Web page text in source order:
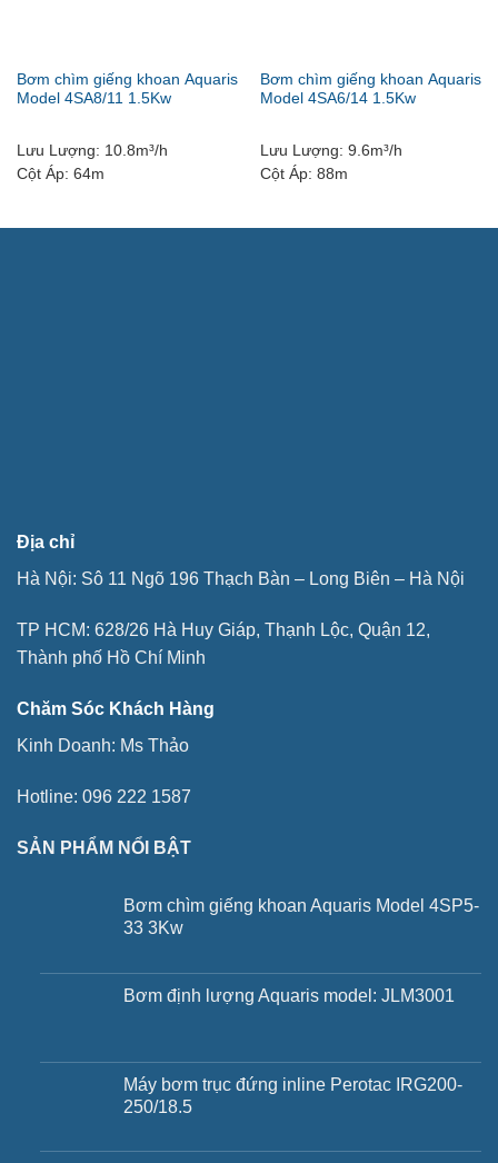
Bơm chìm giếng khoan Aquaris
Model 4SA8/11 1.5Kw
Lưu Lượng: 10.8m³/h
Cột Áp: 64m
Bơm chìm giếng khoan Aquaris
Model 4SA6/14 1.5Kw
Lưu Lượng: 9.6m³/h
Cột Áp: 88m
Địa chỉ
Hà Nội: Sô 11 Ngõ 196 Thạch Bàn – Long Biên – Hà Nội
TP HCM: 628/26 Hà Huy Giáp, Thạnh Lộc, Quận 12,
Thành phố Hồ Chí Minh
Chăm Sóc Khách Hàng
Kinh Doanh: Ms Thảo
Hotline: 096 222 1587
SẢN PHẨM NỔI BẬT
Bơm chìm giếng khoan Aquaris Model 4SP5-
33 3Kw
Bơm định lượng Aquaris model: JLM3001
Máy bơm trục đứng inline Perotac IRG200-
250/18.5